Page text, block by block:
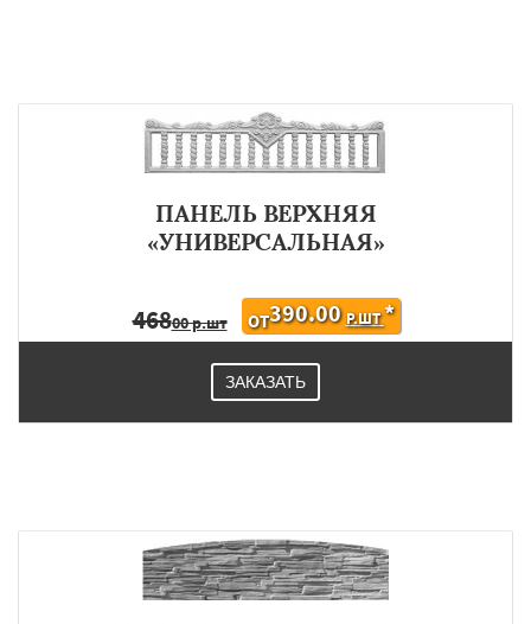
ПАНЕЛЬ ВЕРХНЯЯ
«УНИВЕРСАЛЬНАЯ»
46800 р.шт ОТ390.00 Р.ШТ*
ЗАКАЗАТЬ